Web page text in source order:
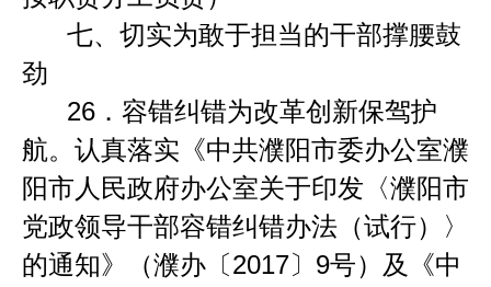
七、切实为敢于担当的干部撑腰鼓
劲
26． 容错纠错为改革创新保驾护
航。认真落实《中共濮阳市委办公室濮
阳市人民政府办公室关于印发 〈濮阳市
党政领导干部容错纠错办法（试行）
〉
的通知》（濮办〔2017〕 9号）及《中